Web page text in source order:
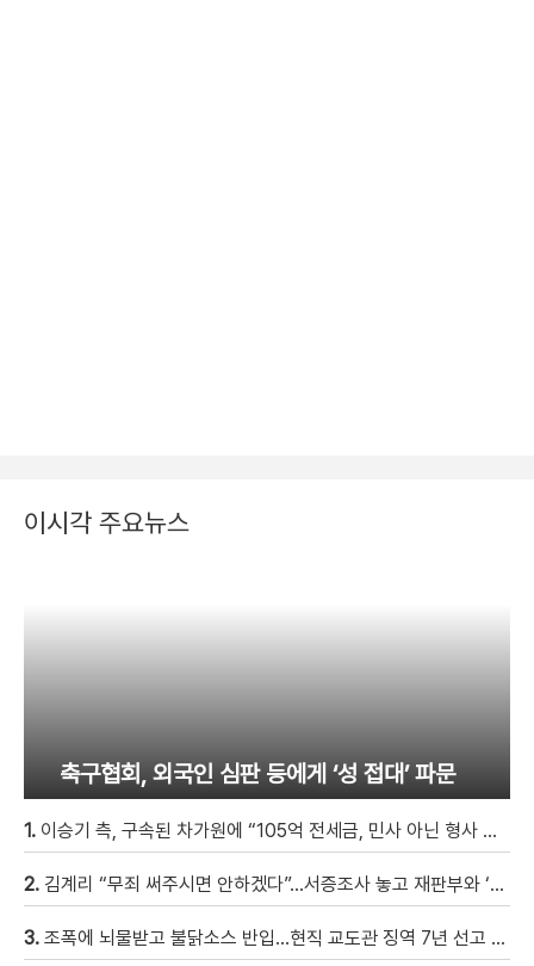
이시각 주요뉴스
축구협회, 외국인 심판 등에게 ‘성 접대’ 파문
1. 이승기 측, 구속된 차가원에 “105억 전세금, 민사 아닌 형사 범죄…엄벌 원해” [자막뉴스]
2. 김계리 “무죄 써주시면 안하겠다”…서증조사 놓고 재판부와 ‘신경전’ [현장영상]
3. 조폭에 뇌물받고 불닭소스 반입…현직 교도관 징역 7년 선고 [자막뉴스]